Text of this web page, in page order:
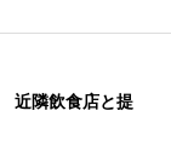
近隣飲食店と提